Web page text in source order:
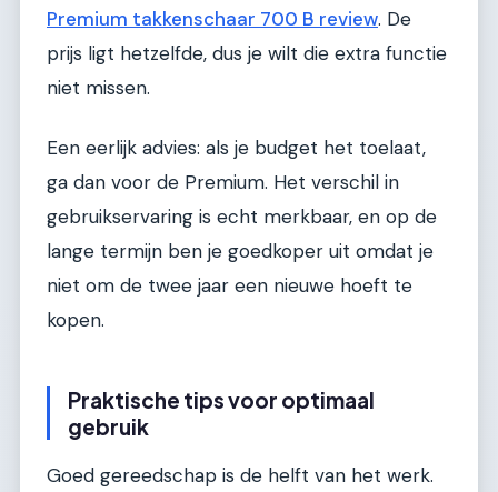
Premium takkenschaar 700 B review. De
prijs ligt hetzelfde, dus je wilt die extra functie
niet missen.
Een eerlijk advies: als je budget het toelaat,
ga dan voor de Premium. Het verschil in
gebruikservaring is echt merkbaar, en op de
lange termijn ben je goedkoper uit omdat je
niet om de twee jaar een nieuwe hoeft te
kopen.
Praktische tips voor optimaal
gebruik
Goed gereedschap is de helft van het werk.